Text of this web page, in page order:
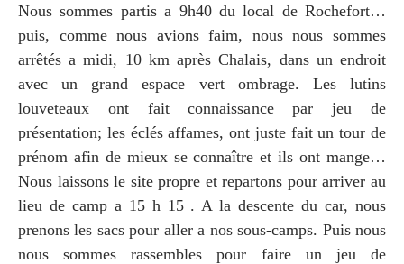
Nous sommes partis a 9h40 du local de Rochefort…
puis, comme nous avions faim, nous nous sommes
arrêtés a midi, 10 km après Chalais, dans un endroit
avec un grand espace vert ombrage. Les lutins
louveteaux ont fait connaissance par jeu de
présentation; les éclés affames, ont juste fait un tour de
prénom afin de mieux se connaître et ils ont mange…
Nous laissons le site propre et repartons pour arriver au
lieu de camp a 15 h 15 . A la descente du car, nous
prenons les sacs pour aller a nos sous-camps. Puis nous
nous sommes rassembles pour faire un jeu de